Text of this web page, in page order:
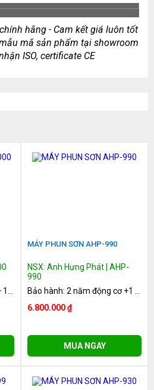
hãng - Cam kết giá luôn tốt
mã sản phẩm tại showroom
ISO, certificate CE
MÁY PHUN SƠN AHP-990
NSX: Anh Hưng Phát | AHP-
990
6.800.000 ₫
MUA NGAY